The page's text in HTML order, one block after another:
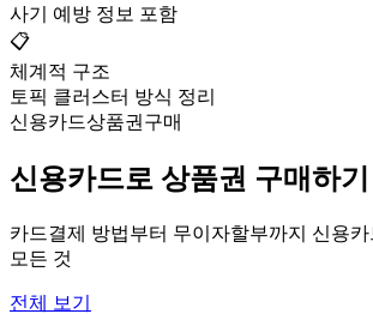
사기 예방 정보 포함
📋
체계적 구조
토픽 클러스터 방식 정리
신용카드상품권구매
신용카드로 상품권 구매하기
카드결제 방법부터 무이자할부까지 신용카
모든 것
전체 보기